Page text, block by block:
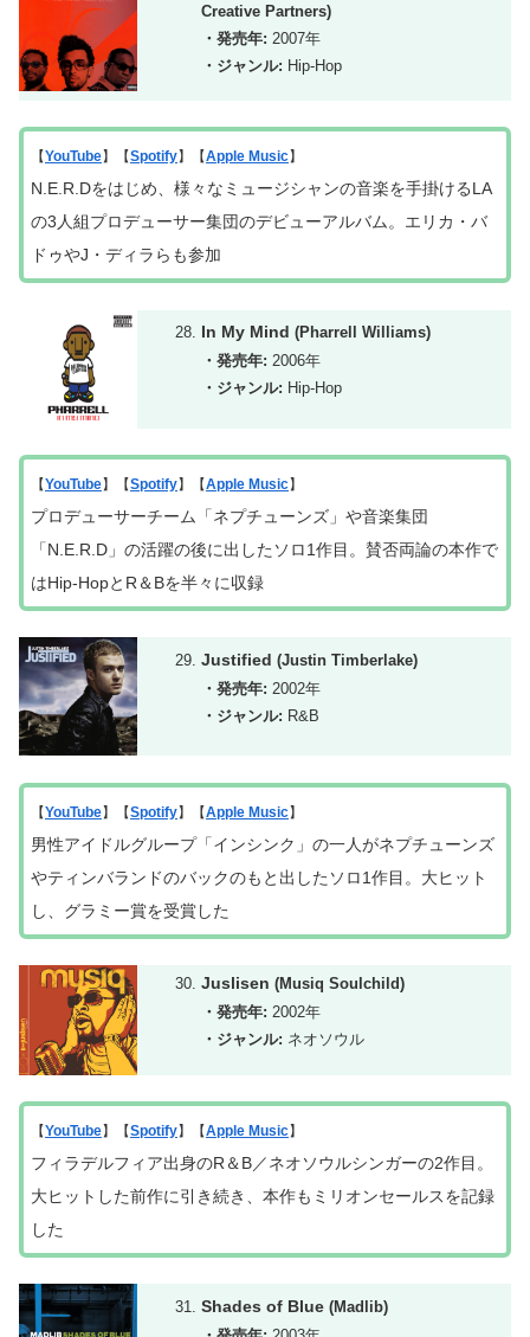
Creative Partners)
・発売年: 2007年
・ジャンル: Hip-Hop
【YouTube】【Spotify】【Apple Music】
N.E.R.Dをはじめ、 様々なミュージシャンの音楽を手掛けるLA
の3人組プロデューサー集団のデビューアルバム。エリカ・バ
ドゥやJ・ディラらも参加
In My Mind (Pharrell Williams)
・発売年: 2006年
・ジャンル: Hip-Hop
【YouTube】【Spotify】【Apple Music】
プロデューサーチーム「ネプチューンズ」や音楽集団
「N.E.R.D」の活躍の後に出したソロ1作目。賛否両論の本作で
はHip-HopとR＆Bを半々に収録
Justified (Justin Timberlake)
・発売年: 2002年
・ジャンル: R&B
【YouTube】【Spotify】【Apple Music】
男性アイドルグループ「インシンク」の一人がネプチューンズ
やティンバランドのバックのもと出したソロ1作目。大ヒット
し、グラミー賞を受賞した
Juslisen (Musiq Soulchild)
・発売年: 2002年
・ジャンル: ネオソウル
【YouTube】【Spotify】【Apple Music】
フィラデルフィア出身のR＆B／ネオソウルシンガーの2作目。
大ヒットした前作に引き続き、本作もミリオンセールスを記録
した
Shades of Blue(Madlib)